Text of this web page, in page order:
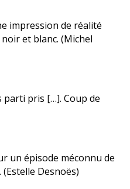
impression de réalité
et blanc. (Michel
parti pris […]. Coup de
un épisode méconnu de
Desnoës)